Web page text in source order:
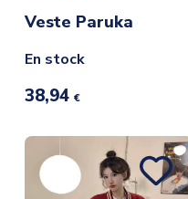
Veste Paruka
En stock
38,94 €